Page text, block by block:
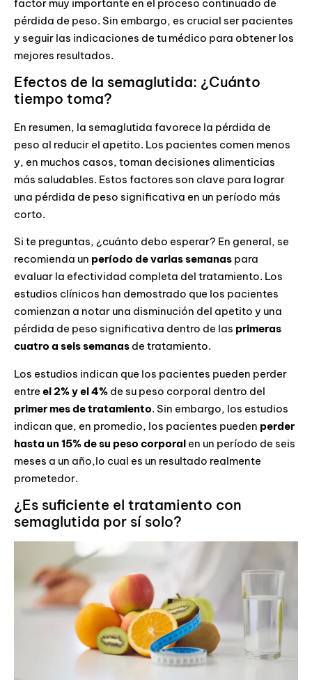
factor muy importante en el proceso continuado de
pérdida de peso. Sin embargo, es crucial ser pacientes
y seguir las indicaciones de tu médico para obtener los
mejores resultados.
Efectos de la semaglutida: ¿Cuánto
tiempo toma?
En resumen, la semaglutida favorece la pérdida de
peso al reducir el apetito. Los pacientes comen menos
y, en muchos casos, toman decisiones alimenticias
más saludables. Estos factores son clave para lograr
una pérdida de peso significativa en un período más
corto.
Si te preguntas, ¿cuánto debo esperar? En general, se
recomienda un período de varias semanas para
evaluar la efectividad completa del tratamiento. Los
estudios clínicos han demostrado que los pacientes
comienzan a notar una disminución del apetito y una
pérdida de peso significativa dentro de las primeras
cuatro a seis semanas de tratamiento.
Los estudios indican que los pacientes pueden perder
entre el 2% y el 4% de su peso corporal dentro del
primer mes de tratamiento. Sin embargo, los estudios
indican que, en promedio, los pacientes pueden perder
hasta un 15% de su peso corporal en un período de seis
meses a un año,lo cual es un resultado realmente
prometedor.
¿Es suficiente el tratamiento con
semaglutida por sí solo?